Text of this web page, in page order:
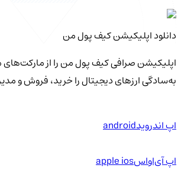
دانلود اپلیکیشن کیف‌ پول من
اپلیکیشن صرافی کیف پول من را از مارکت‌های
به‌سادگی ارزهای دیجیتال را خرید، فروش و
اپ اندرویدandroid
اپ آی‌او‌اسapple ios